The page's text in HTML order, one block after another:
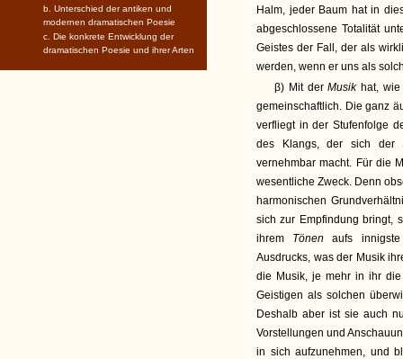
Halm, jeder Baum hat in
abgeschlossene Totalität
Geistes der Fall, der als
werden, wenn er uns als
β) Mit derMusik hat,
gemeinschaftlich. Die ganz
verfliegt in der Stufenfolge
des Klangs, der sich der
vernehmbar macht. Für die
wesentliche Zweck. Denn
harmonischen
sich zur Empfindung bringt,
ihrem Tönenaufs
Ausdrucks, was der Musik
die Musik, je mehr in ihr
Geistigen als solchen
Deshalb aber ist sie auch
Vorstellungen und
in sich aufzunehmen, und
b. Unterschied der antiken und
modernen dramatischen Poesie
c. Die konkrete Entwicklung der
dramatischen Poesie und ihrer Arten